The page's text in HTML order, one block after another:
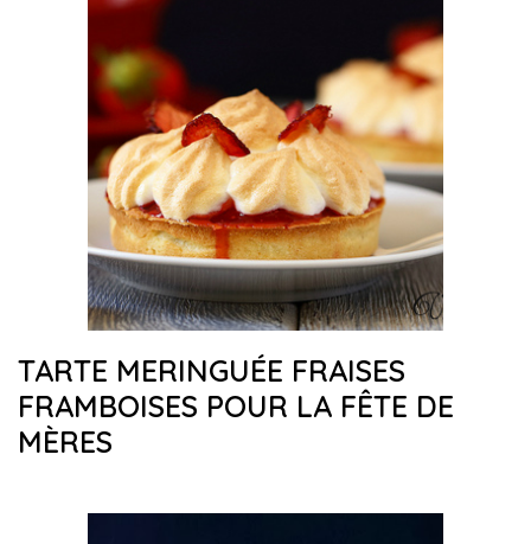
TARTE MERINGUÉE FRAISES
FRAMBOISES POUR LA FÊTE DE
MÈRES